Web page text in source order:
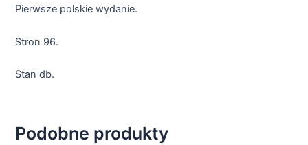
Pierwsze polskie wydanie.
Stron 96.
Stan db.
Podobne produkty